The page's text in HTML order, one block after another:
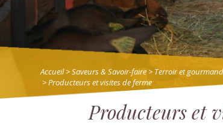
Accueil> Saveurs & Savoir-faire > Terroir et
> Producteurs et visites de ferme
Producteurs et